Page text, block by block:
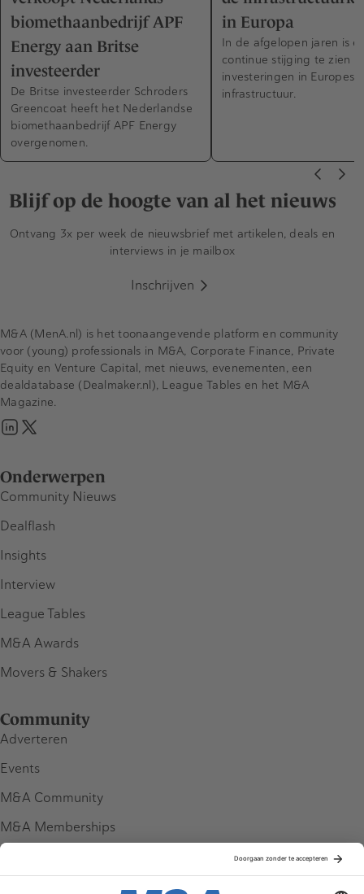
biomethaanbedrijf APF
Energy aan Britse
investeerder
De Britse investeerder Schroders
Greencoat heeft het Nederlandse
biomethaanbedrijf APF Energy
overgenomen.
in Europa
In de afgelopen jaren is
continue stijging te zien in
investeringen in Europese
infrastructuur.
Blijf op de hoogte van al het nieuws
Ontvang 3x per week de nieuwsbrief met artikelen, deals en
interviews in je mailbox
Inschrijven
Onderwerpen
Community Nieuws
Dealflash
Insights
Interview
League Tables
M&A Awards
Movers & Shakers
Community
Adverteren
Events
M&A Community
M&A Memberships
M&A (MenA.nl) is het toonaangevende platform en community
voor (young) professionals in M&A, Corporate Finance, Private
Equity en Venture Capital, met nieuws, evenementen, een
dealdatabase (Dealmaker.nl), League Tables en het M&A
Magazine.